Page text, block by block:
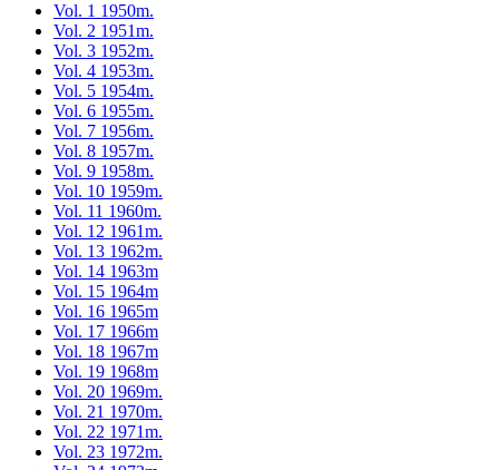
Vol. 1 1950m.
Vol. 2 1951m.
Vol. 3 1952m.
Vol. 4 1953m.
Vol. 5 1954m.
Vol. 6 1955m.
Vol. 7 1956m.
Vol. 8 1957m.
Vol. 9 1958m.
Vol. 10 1959m.
Vol. 11 1960m.
Vol. 12 1961m.
Vol. 13 1962m.
Vol. 14 1963m
Vol. 15 1964m
Vol. 16 1965m
Vol. 17 1966m
Vol. 18 1967m
Vol. 19 1968m
Vol. 20 1969m.
Vol. 21 1970m.
Vol. 22 1971m.
Vol. 23 1972m.